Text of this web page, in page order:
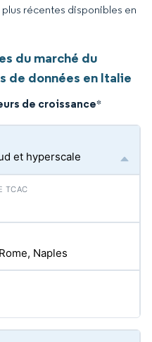
récentes disponibles en
du marché du
de données en Italie
de croissance*
et hyperscale
Naples